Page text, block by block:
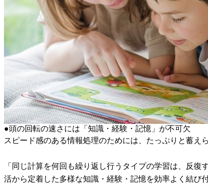
●頭の回転の速さには「知識・経験・記憶」が不可欠
スピード感のある情報処理のためには、たっぷりと蓄え
「同じ計算を何回も繰り返し行うタイプの学習は、反
活から定着した多様な知識・経験・記憶を効率よく結び